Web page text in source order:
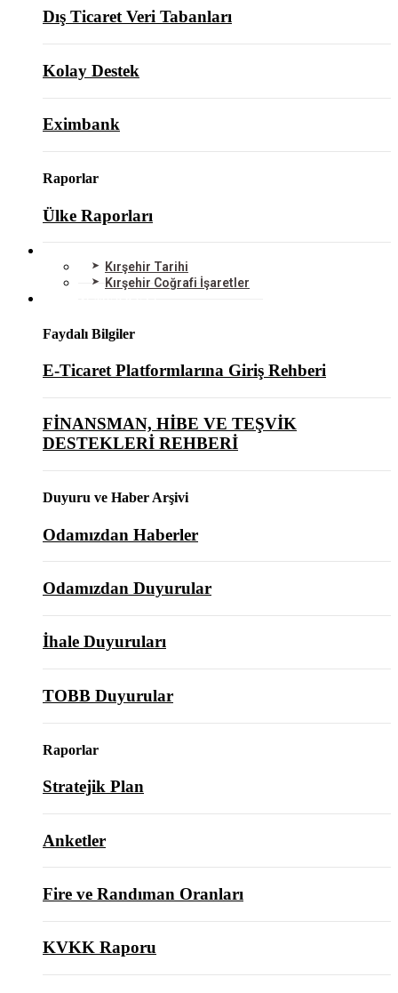
Dış Ticaret Veri Tabanları
Kolay Destek
Eximbank
Raporlar
Ülke Raporları
Kırşehir Tarihi
Kırşehir Coğrafi İşaretler
Faydalı Bilgiler
E-Ticaret Platformlarına Giriş Rehberi
FİNANSMAN, HİBE VE TEŞVİK
DESTEKLERİ REHBERİ
Duyuru ve Haber Arşivi
Odamızdan Haberler
Odamızdan Duyurular
İhale Duyuruları
TOBB Duyurular
Raporlar
Stratejik Plan
Anketler
Fire ve Randıman Oranları
KVKK Raporu